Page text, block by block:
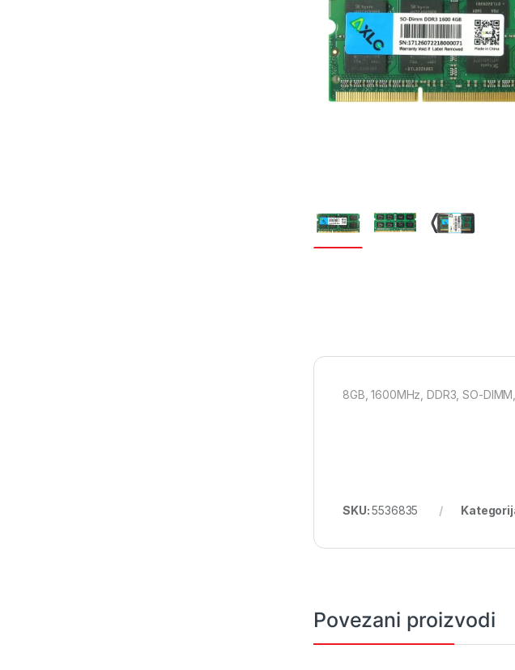
8GB, 1600MHz, DDR3, SO-
SKU:5536835
Povezani proizvodi